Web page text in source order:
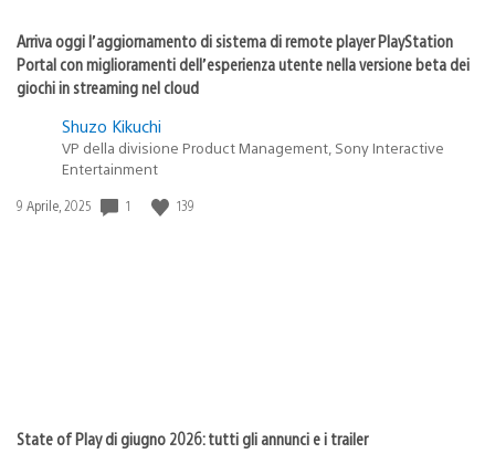
Arriva oggi l’aggiornamento di sistema di remote player PlayStation
Portal con miglioramenti dell’esperienza utente nella versione beta dei
giochi in streaming nel cloud
Shuzo Kikuchi
VP della divisione Product Management, Sony Interactive
Entertainment
Data
9 Aprile, 2025 1 139
State of Play di giugno 2026: tutti gli annunci e i trailer